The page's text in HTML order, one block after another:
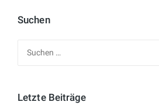
Suchen
Letzte Beiträge